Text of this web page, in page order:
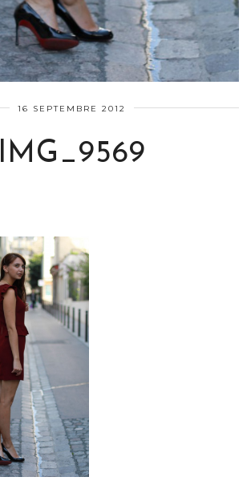
16 SEPTEMBRE 2012
IMG_9569